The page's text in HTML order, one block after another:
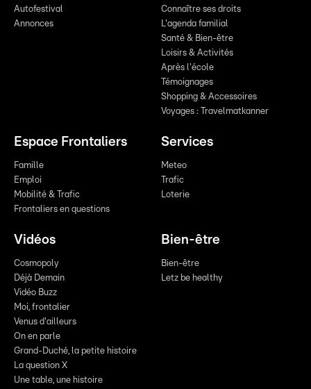
Autofestival
Annonces
Connaître ses droits
L'agenda familial
Santé & Bien-être
Loisirs & Activités
Après l'école
Témoignages
Shopping & Accessoires
Voyages : Travelmatkanner
Espace Frontaliers
Famille
Emploi
Mobilité & Trafic
Frontaliers en questions
Services
Meteo
Trafic
Loterie
Vidéos
Cosmopoly
Déjà Demain
Vidéo Buzz
Moi, frontalier
Venus d'ailleurs
On en parle
Grand-Duché, la petite histoire
La question X
Une table, une histoire
Bien-être
Bien-être
Letz be healthy